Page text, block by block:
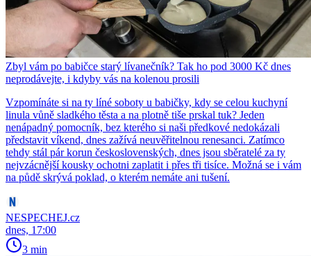
Zbyl vám po babičce starý lívanečník? Tak ho pod 3000 Kč dnes
neprodávejte, i kdyby vás na kolenou prosili
Vzpomínáte si na ty líné soboty u babičky, kdy se celou kuchyní
linula vůně sladkého těsta a na plotně tiše prskal tuk? Jeden
nenápadný pomocník, bez kterého si naši předkové nedokázali
představit víkend, dnes zažívá neuvěřitelnou renesanci. Zatímco
tehdy stál pár korun československých, dnes jsou sběratelé za ty
nejvzácnější kousky ochotni zaplatit i přes tři tisíce. Možná se i vám
na půdě skrývá poklad, o kterém nemáte ani tušení.
NESPECHEJ.cz
dnes, 17:00
3 min